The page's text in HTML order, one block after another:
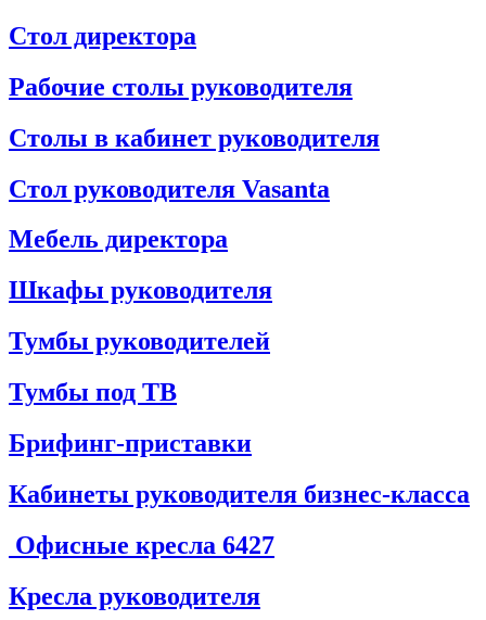
Стол директора
Рабочие столы руководителя
Столы в кабинет руководителя
Стол руководителя Vasanta
Мебель директора
Шкафы руководителя
Тумбы руководителей
Тумбы под ТВ
Брифинг-приставки
Кабинеты руководителя бизнес-класса
Офисные кресла 6427
Кресла руководителя